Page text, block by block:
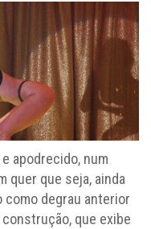
apodrecido, num
quer que seja, ainda
como degrau anterior
que exibe